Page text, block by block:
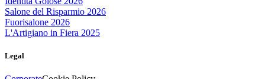
Salone del Risparmio 2026
Fuorisalone 2026
L'Artigiano in Fiera 2025
Legal